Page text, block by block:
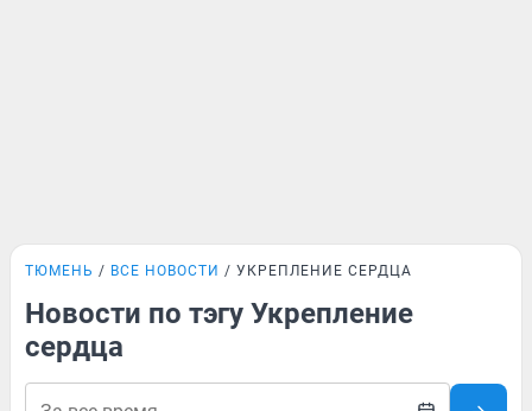
ТЮМЕНЬ ВСЕ НОВОСТИ УКРЕПЛЕНИЕ СЕРДЦА
Новости по тэгу Укрепление
сердца